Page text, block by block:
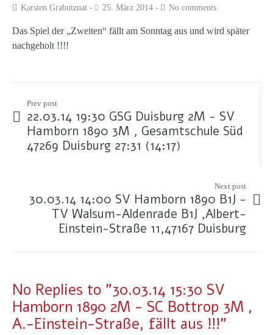
Karsten Grabutznat 25. März 2014 No comments
Das Spiel der „Zweiten“ fällt am Sonntag aus und wird später
nachgeholt !!!!
Prev post
22.03.14 19:30 GSG Duisburg 2M - SV
Hamborn 1890 3M , Gesamtschule Süd
47269 Duisburg 27:31 (14:17)
Next post
30.03.14 14:00 SV Hamborn 1890 B1J -
TV Walsum-Aldenrade B1J ,Albert-
Einstein-Straße 11,47167 Duisburg
No Replies to "30.03.14 15:30 SV
Hamborn 1890 2M - SC Bottrop 3M ,
A.-Einstein-Straße, fällt aus !!!"